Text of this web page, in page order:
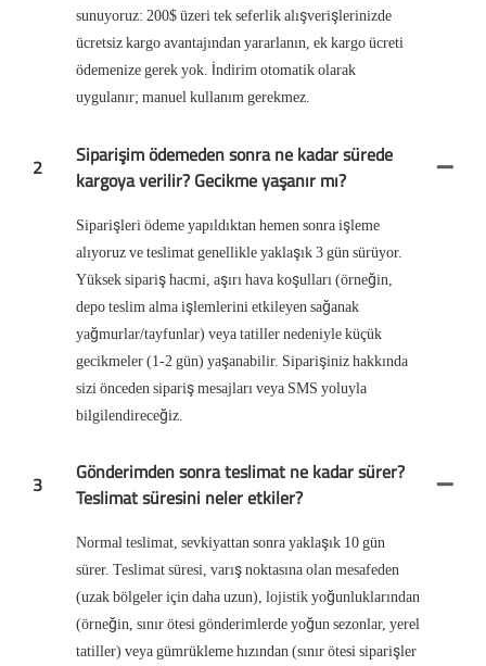
sunuyoruz: 200$ üzeri tek seferlik alışverişlerinizde
ücretsiz kargo avantajından yararlanın, ek kargo ücreti
ödemenize gerek yok. İndirim otomatik olarak
uygulanır; manuel kullanım gerekmez.
2
Siparişim ödemeden sonra ne kadar sürede
kargoya verilir? Gecikme yaşanır mı?
Siparişleri ödeme yapıldıktan hemen sonra işleme
alıyoruz ve teslimat genellikle yaklaşık 3 gün sürüyor.
Yüksek sipariş hacmi, aşırı hava koşulları (örneğin,
depo teslim alma işlemlerini etkileyen sağanak
yağmurlar/tayfunlar) veya tatiller nedeniyle küçük
gecikmeler (1-2 gün) yaşanabilir. Siparişiniz hakkında
sizi önceden sipariş mesajları veya SMS yoluyla
bilgilendireceğiz.
3
Gönderimden sonra teslimat ne kadar sürer?
Teslimat süresini neler etkiler?
Normal teslimat, sevkiyattan sonra yaklaşık 10 gün
sürer. Teslimat süresi, varış noktasına olan mesafeden
(uzak bölgeler için daha uzun), lojistik yoğunluklarından
(örneğin, sınır ötesi gönderimlerde yoğun sezonlar, yerel
tatiller) veya gümrükleme hızından (sınır ötesi siparişler